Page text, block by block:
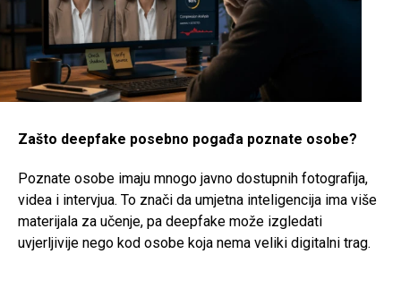
Zašto deepfake posebno pogađa poznate osobe?
Poznate osobe imaju mnogo javno dostupnih fotografija,
videa i intervjua. To znači da umjetna inteligencija ima više
materijala za učenje, pa deepfake može izgledati
uvjerljivije nego kod osobe koja nema veliki digitalni trag.